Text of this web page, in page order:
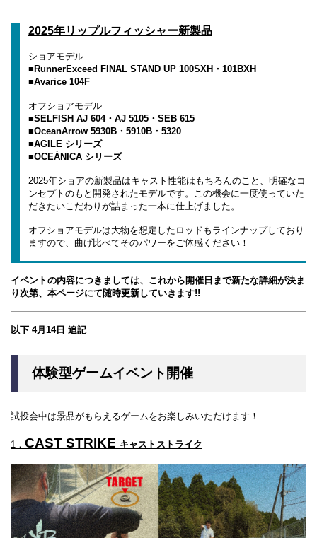
2025年リップルフィッシャー新製品
ショアモデル
■RunnerExceed FINAL STAND UP 100SXH・101BXH
■Avarice 104F
オフショアモデル
■SELFISH AJ 604・AJ 5105・SEB 615
■OceanArrow 5930B・5910B・5320
■AGILE シリーズ
■OCEÁNICA シリーズ
2025年ショアの新製品はキャスト性能はもちろんのこと、明確なコ
ンセプトのもと開発されたモデルです。この機会に一度使っていた
だきたいこだわりが詰まった一本に仕上げました。
オフショアモデルは大物を想定したロッドもラインナップしており
ますので、曲げ比べてそのパワーをご体感ください！
イベントの内容につきましては、これから開催日まで新たな詳細が決ま
り次第、本ページにて随時更新していきます!!
以下 4月14日 追記
体験型ゲームイベント開催
試投会中は景品がもらえるゲームをお楽しみいただけます！
1． CAST STRIKE キャストストライク